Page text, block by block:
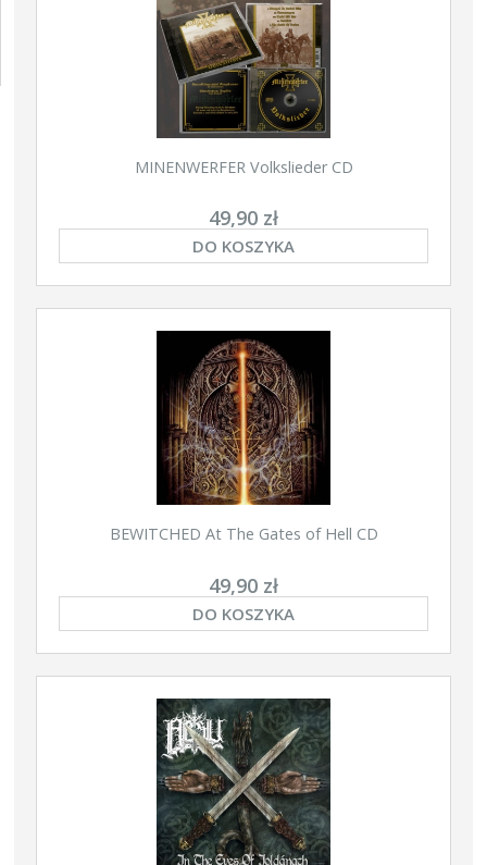
MINENWERFER Volkslieder CD
49,90 zł
DO KOSZYKA
BEWITCHED At The Gates of Hell CD
49,90 zł
DO KOSZYKA